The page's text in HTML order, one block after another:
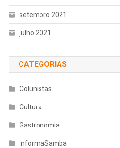
setembro 2021
julho 2021
CATEGORIAS
Colunistas
Cultura
Gastronomia
InformaSamba